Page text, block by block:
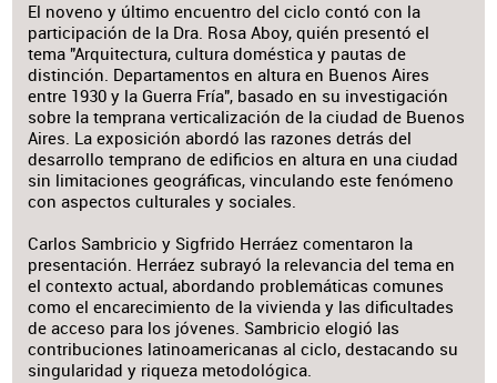
El noveno y último encuentro del ciclo contó con la
participación de la Dra. Rosa Aboy, quién presentó el
tema "Arquitectura, cultura doméstica y pautas de
distinción. Departamentos en altura en Buenos Aires
entre 1930 y la Guerra Fría", basado en su investigación
sobre la temprana verticalización de la ciudad de Buenos
Aires. La exposición abordó las razones detrás del
desarrollo temprano de edificios en altura en una ciudad
sin limitaciones geográficas, vinculando este fenómeno
con aspectos culturales y sociales.
Carlos Sambricio y Sigfrido Herráez comentaron la
presentación. Herráez subrayó la relevancia del tema en
el contexto actual, abordando problemáticas comunes
como el encarecimiento de la vivienda y las dificultades
de acceso para los jóvenes. Sambricio elogió las
contribuciones latinoamericanas al ciclo, destacando su
singularidad y riqueza metodológica.